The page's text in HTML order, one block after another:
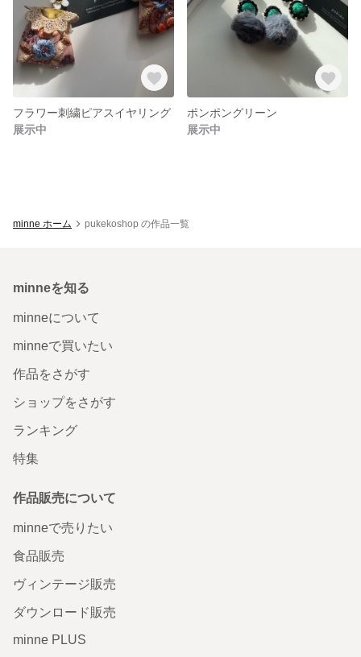
フラワー刺繍ピアスイヤリング
展示中
ポンポングリーン
展示中
minne ホーム pukekoshop の作品一覧
minneを知る
minneについて
minneで買いたい
作品をさがす
ショップをさがす
ランキング
特集
作品販売について
minneで売りたい
食品販売
ヴィンテージ販売
ダウンロード販売
minne PLUS